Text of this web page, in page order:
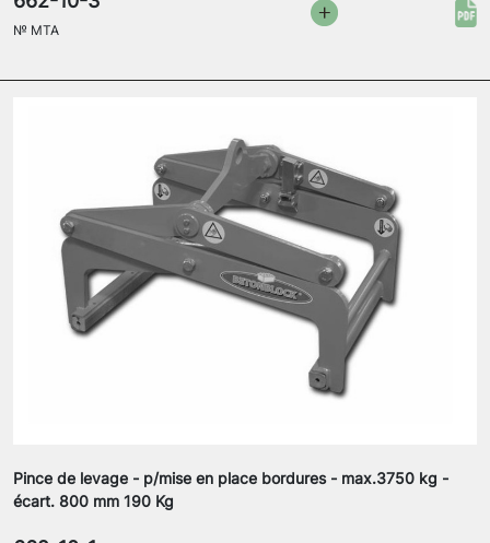
№ MTA
Pince de levage - p/mise en place bordures - max.3750 kg -
écart. 800 mm 190 Kg